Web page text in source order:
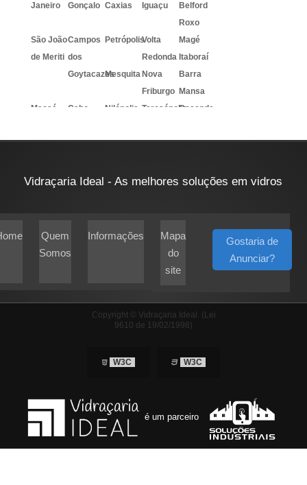
Janeiro
Gonçalo Caxias
Iguaçu
Belford
Roxo
São João
de Meriti
Campos
dos
Goytacazes
PetrópolisVolta
Redonda
Magé
Itaboraí
Mesquita Nova
Friburgo
Barra
Mansa
Macaé
Cabo
Nilópolis TeresópolisResende
Vidraçaria Ideal - As melhores soluções em vidros
Quem
Somos
Informações
Mapa
do
site
Gostaria de
Anunciar?
Copyright © Vidraçaria Ideal. (Lei
9610 de 19/02/1998)
W3C W3C
é um parceiro